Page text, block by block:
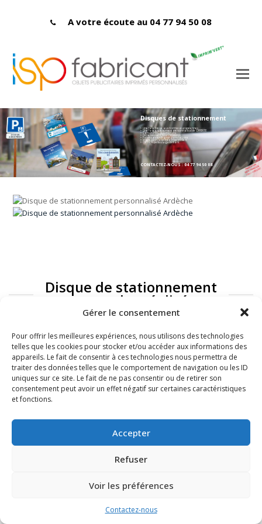
Gérer le consentement
Pour offrir les meilleures expériences, nous utilisons des technologies
telles que les cookies pour stocker et/ou accéder aux informations des
appareils. Le fait de consentir à ces technologies nous permettra de
traiter des données telles que le comportement de navigation ou les ID
uniques sur ce site. Le fait de ne pas consentir ou de retirer son
consentement peut avoir un effet négatif sur certaines caractéristiques
et fonctions.
Accepter
Refuser
Voir les préférences
Contactez-nous
A votre écoute au 04 77 94 50 08
Disques de stationnement
> Une face bleue aux normes européennes
> Une face entièrement personnalisable OFFERTE
> Carton PEFC 400 microns
> Dimensions : 150 x 150 mmn
> Fabriqués en France dans la Loire
> Impression labellisée Imprim'vert
> OPTION pelliculage brillant
CONTACTEZ-NOUS : 04 77 94 50 08
Disque de stationnement
: exemples réalisés
FAQ Mentions légales